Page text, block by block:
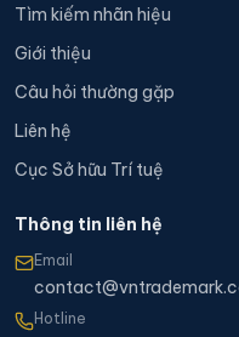
Tìm kiếm nhãn hiệu
Giới thiệu
Câu hỏi thường gặp
Liên hệ
Cục Sở hữu Trí tuệ
Thông tin liên hệ
Email
Hotline